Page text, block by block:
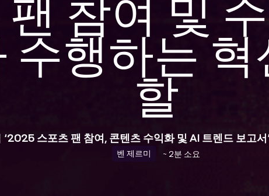
참여 및
수행하는 혁
할
‘2025 스포츠 팬 참여, 콘텐츠 수익화 및 AI 트렌드 보고서
벤 제르미 ~ 2분 소요